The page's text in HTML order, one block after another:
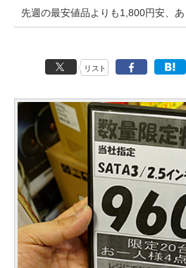
先週の最安値品よりも1,800円安、
リスト